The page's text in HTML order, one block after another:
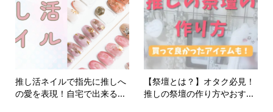
推し活ネイルで指先に推しへ
の愛を表現！自宅で出来る...
【祭壇とは？】オタク必見！
推しの祭壇の作り方やおす...